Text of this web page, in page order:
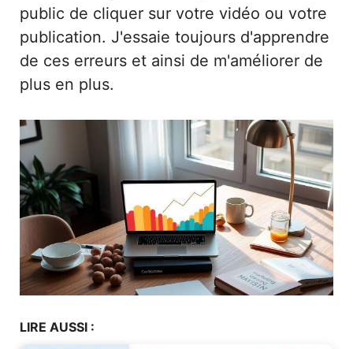
public de cliquer sur votre vidéo ou votre
publication. J'essaie toujours d'apprendre
de ces erreurs et ainsi de m'améliorer de
plus en plus.
LIRE AUSSI :